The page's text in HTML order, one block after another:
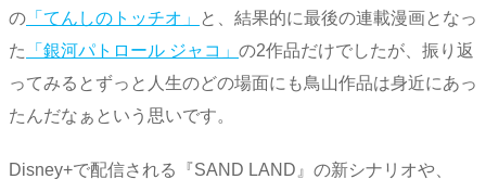
の 「てんしのトッチオ」
と、結果的に最後の連載漫画となっ
た
「銀河パトロール ジャコ」 の2作品だけでしたが、振り返
ってみるとずっと人生のどの場面にも鳥山作品は身近にあっ
たんだなぁという思いです。
Disney+で配信される『SAND LAND』の新シナリオや、